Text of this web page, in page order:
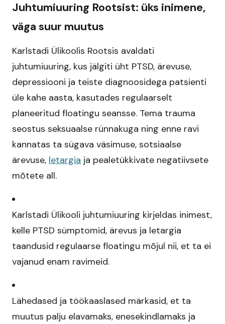
Juhtumiuuring Rootsist: üks inimene,
väga suur muutus
Karlstadi Ülikoolis Rootsis avaldati
juhtumiuuring, kus jälgiti üht PTSD, ärevuse,
depressiooni ja teiste diagnoosidega patsienti
üle kahe aasta, kasutades regulaarselt
planeeritud floatingu seansse. Tema trauma
seostus seksuaalse rünnakuga ning enne ravi
kannatas ta sügava väsimuse, sotsiaalse
ärevuse, letargia ja pealetükkivate negatiivsete
mõtete all.​
Karlstadi Ülikooli juhtumiuuring kirjeldas inimest,
kelle PTSD sümptomid, ärevus ja letargia
taandusid regulaarse floatingu mõjul nii, et ta ei
vajanud enam ravimeid.​
Lähedased ja töökaaslased märkasid, et ta
muutus palju elavamaks, enesekindlamaks ja